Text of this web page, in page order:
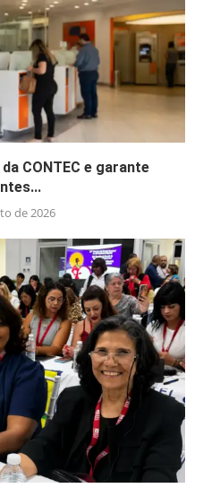
CONTEC e garante
de 2026